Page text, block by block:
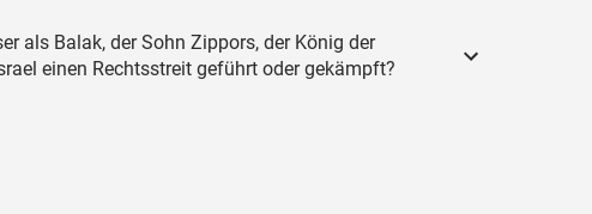
als Balak, der Sohn Zippors, der König der
einen Rechtsstreit geführt oder gekämpft?